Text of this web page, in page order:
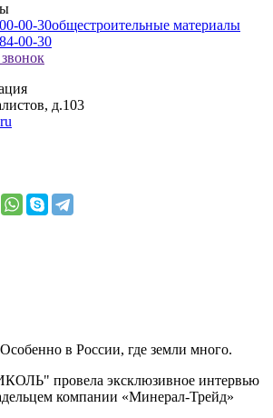
00-30общестроительные материалы
00-30
звонок
д.103
в России, где земли много.
провела эксклюзивное интервью
компании «Минерал-Трейд»